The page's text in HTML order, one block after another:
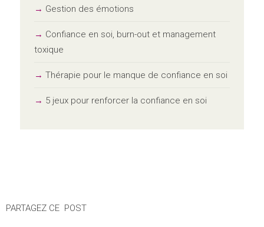
Gestion des émotions
Confiance en soi, burn-out et management
toxique
Thérapie pour le manque de confiance en soi
5 jeux pour renforcer la confiance en soi
PARTAGEZ CE POST